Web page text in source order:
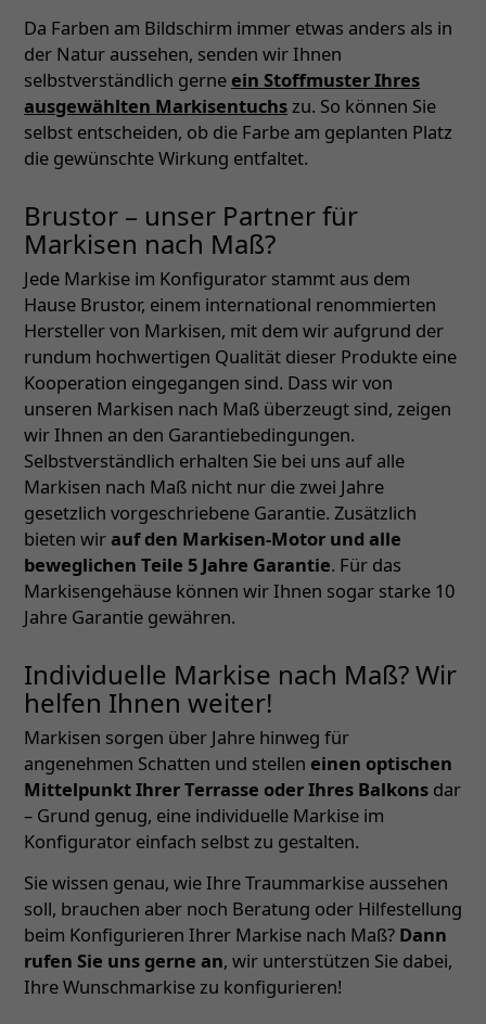
Da Farben am Bildschirm immer etwas anders als in
der Natur aussehen, senden wir Ihnen
selbstverständlich gerne ein Stoffmuster Ihres
ausgewählten Markisentuchs zu. So können Sie
selbst entscheiden, ob die Farbe am geplanten Platz
die gewünschte Wirkung entfaltet.
Brustor – unser Partner für
Markisen nach Maß?
Jede Markise im Konfigurator stammt aus dem
Hause Brustor, einem international renommierten
Hersteller von Markisen, mit dem wir aufgrund der
rundum hochwertigen Qualität dieser Produkte eine
Kooperation eingegangen sind. Dass wir von
unseren Markisen nach Maß überzeugt sind, zeigen
wir Ihnen an den Garantiebedingungen.
Selbstverständlich erhalten Sie bei uns auf alle
Markisen nach Maß nicht nur die zwei Jahre
gesetzlich vorgeschriebene Garantie. Zusätzlich
bieten wirauf den Markisen-Motor und alle
beweglichen Teile 5 Jahre Garantie. Für das
Markisengehäuse können wir Ihnen sogar starke 10
Jahre Garantie gewähren.
Individuelle Markise nach Maß? Wir
helfen Ihnen weiter!
Markisen sorgen über Jahre hinweg für
angenehmen Schatten und stellen einen optischen
Mittelpunkt Ihrer Terrasse oder Ihres Balkons dar
– Grund genug, eine individuelle Markise im
Konfigurator einfach selbst zu gestalten.
Sie wissen genau, wie Ihre Traummarkise aussehen
soll, brauchen aber noch Beratung oder Hilfestellung
beim Konfigurieren Ihrer Markise nach Maß? Dann
rufen Sie uns gerne an, wir unterstützen Sie dabei,
Ihre Wunschmarkise zu konfigurieren!